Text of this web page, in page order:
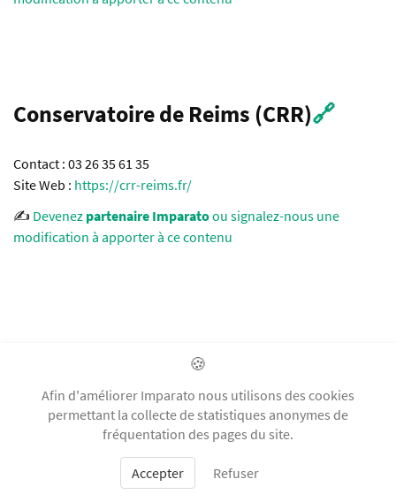
Conservatoire de Reims (CRR)🔗
Contact : 03 26 35 61 35
Site Web : https://crr-reims.fr/
✍️ Devenez partenaire Imparatoou signalez-nous une
modification à apporter à ce contenu
Conservatoire de Strasbourg
Contact : 03 68 98 51 00
partenaire Imparato
ou signalez-nous une
🍪
Afin d'améliorer Imparato nous utilisons des cookies
permettant la collecte de statistiques anonymes de
fréquentation des pages du site.
Accepter Refuser